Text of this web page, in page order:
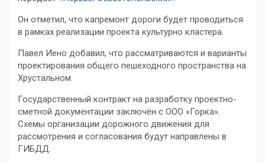
Он отметил, что капремонт дороги будет проводиться
в рамках реализации проекта культурно кластера.
Павел Иено добавил, что рассматриваются и варианты
проектирования общего пешеходного пространства на
Хрустальном.
Государственный контракт на разработку проектно-
сметной документации заключён с ООО «Горка».
Схемы организации дорожного движения для
рассмотрения и согласования будут направлены в
ГИБДД.